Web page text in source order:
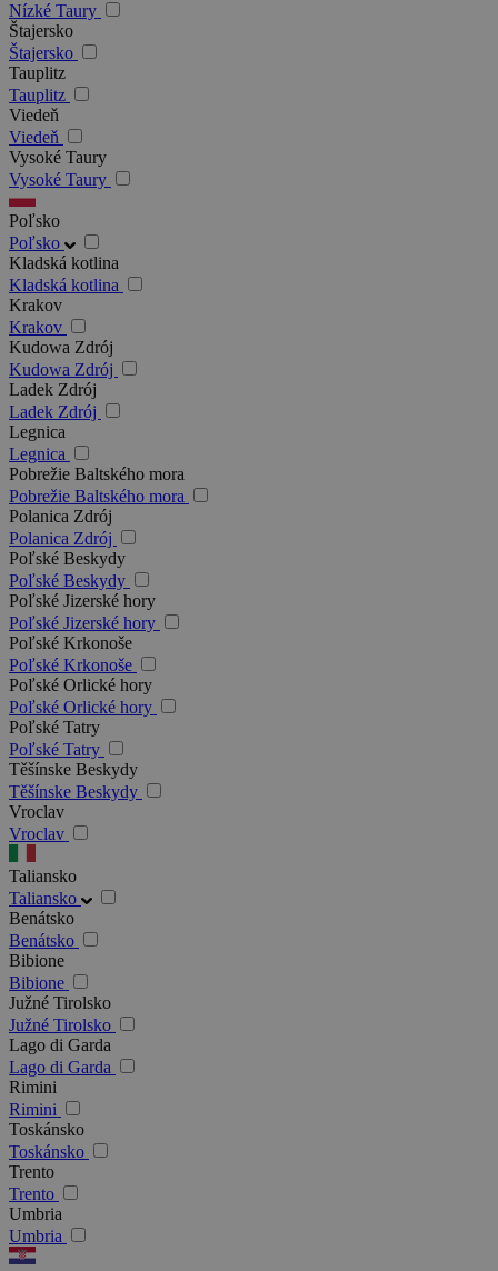
Nízké Taury
Štajersko
Štajersko
Tauplitz
Tauplitz
Viedeň
Viedeň
Vysoké Taury
Vysoké Taury
Poľsko
Poľsko
Kladská kotlina
Kladská kotlina
Krakov
Krakov
Kudowa Zdrój
Kudowa Zdrój
Ladek Zdrój
Ladek Zdrój
Legnica
Legnica
Pobrežie Baltského mora
Pobrežie Baltského mora
Polanica Zdrój
Polanica Zdrój
Poľské Beskydy
Poľské Beskydy
Poľské Jizerské hory
Poľské Jizerské hory
Poľské Krkonoše
Poľské Krkonoše
Poľské Orlické hory
Poľské Orlické hory
Poľské Tatry
Poľské Tatry
Těšínske Beskydy
Těšínske Beskydy
Vroclav
Vroclav
Taliansko
Taliansko
Benátsko
Benátsko
Bibione
Bibione
Južné Tirolsko
Južné Tirolsko
Lago di Garda
Lago di Garda
Rimini
Rimini
Toskánsko
Toskánsko
Trento
Trento
Umbria
Umbria